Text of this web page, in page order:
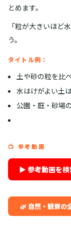
とめます。
「粒が大きいほど
う。
タイトル例：
土や砂の粒を比
水はけがよい土
公園・庭・砂場
📺 参考動画
▶ 参考動画を検
🌿 自然・観察の